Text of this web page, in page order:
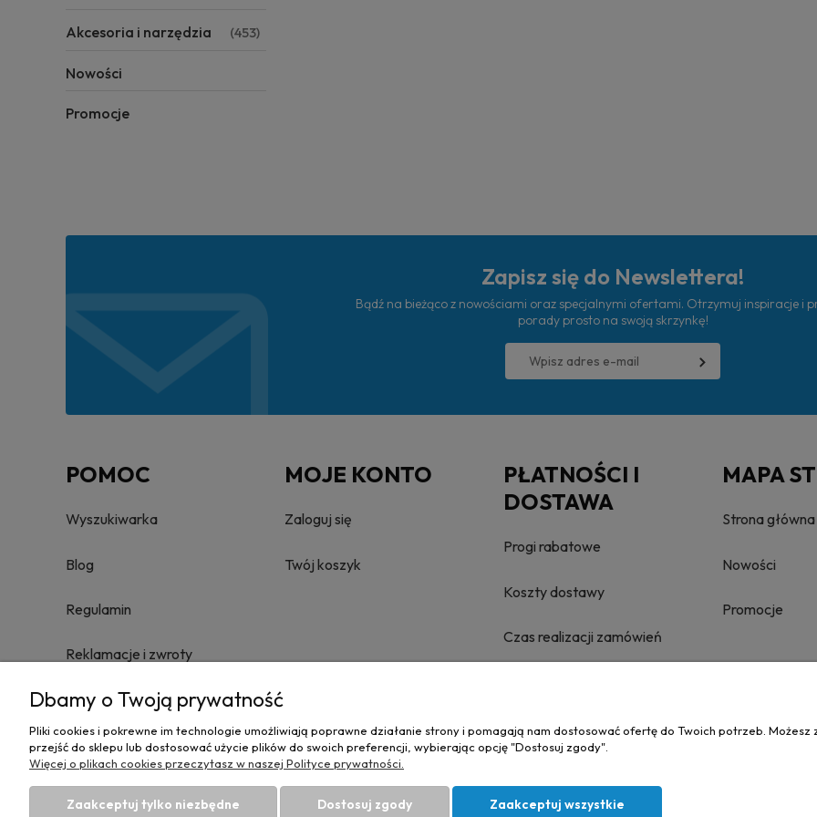
Akcesoria i narzędzia (453)
Nowości
Promocje
Zapisz się do Newslettera!
Bądź na bieżąco z nowościami oraz specjalnymi ofertami. Otrzymuj inspiracje i
porady prosto na swoją skrzynkę!
POMOC
Wyszukiwarka
Blog
Regulamin
Reklamacje i zwroty
Towary nie podlegające zwrotowi
Polityka prywatności
MOJE KONTO
Zaloguj się
Twój koszyk
PŁATNOŚCI I
DOSTAWA
Progi rabatowe
Koszty dostawy
Czas realizacji zamówień
MAPA
Strona główna
Nowości
Promocje
Dbamy o Twoją prywatność
Pliki cookies i pokrewne im technologie umożliwiają poprawne działanie strony i pomagają nam dostosować ofertę do Twoich potrzeb.
przejść do sklepu lub dostosować użycie plików do swoich preferencji, wybierając opcję "Dostosuj zgody".
Więcej o plikach cookies przeczytasz w naszej Polityce prywatności.
Zaakceptuj tylko niezbędne Dostosuj zgody Zaakceptuj wszystkie